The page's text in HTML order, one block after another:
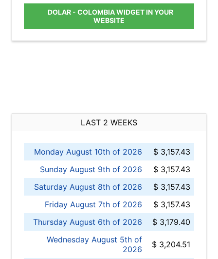
DOLAR - COLOMBIA WIDGET IN YOUR
WEBSITE
LAST 2 WEEKS
Monday August 10th of 2026
$ 3,157.43
Sunday August 9th of 2026
$ 3,157.43
Saturday August 8th of 2026
$ 3,157.43
Friday August 7th of 2026
$ 3,157.43
Thursday August 6th of 2026
$ 3,179.40
Wednesday August 5th of
2026
$ 3,204.51